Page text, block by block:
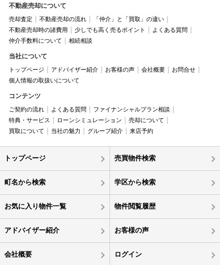
不動産売却について
売却査定 不動産売却の流れ
「仲介」と「買取」の違い
不動産売却時の諸費用
少しでも高く売るポイント
よくある質問
仲介手数料について
相続相談
当社について
トップページ アドバイザー紹介 お客様の声 会社概要
お問合せ
個人情報の取扱いについて
コンテンツ
ご契約の流れ よくある質問
ファイナンシャルプラン相談
特典・サービス
ローンシミュレーション
売却について
買取について
当社の魅力 グループ紹介 来店予約
トップページ 売買物件検索
町名から検索 学区から検索
お気に入り物件一覧 物件閲覧履歴
アドバイザー紹介 お客様の声
会社概要 ログイン